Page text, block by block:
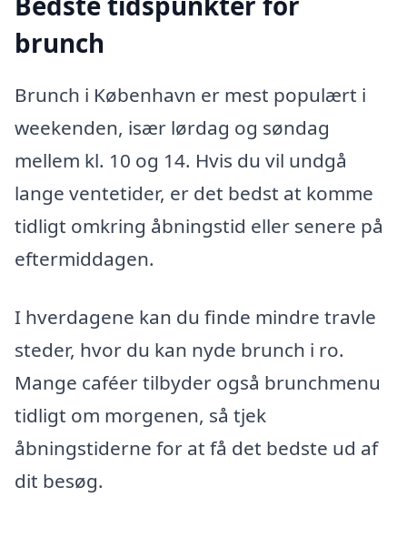
brunch
Brunch i København er mest populært i
weekenden, især lørdag og søndag
mellem kl. 10 og 14. Hvis du vil undgå
lange ventetider, er det bedst at komme
tidligt omkring åbningstid eller senere på
eftermiddagen.
I hverdagene kan du finde mindre travle
steder, hvor du kan nyde brunch i ro.
Mange caféer tilbyder også brunchmenu
tidligt om morgenen, så tjek
åbningstiderne for at få det bedste ud af
dit besøg.